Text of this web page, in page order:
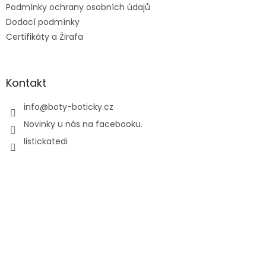
Podmínky ochrany osobních údajů
Dodací podmínky
Certifikáty a Žirafa
Kontakt
info@boty-boticky.cz
Novinky u nás na facebooku.
listickatedi